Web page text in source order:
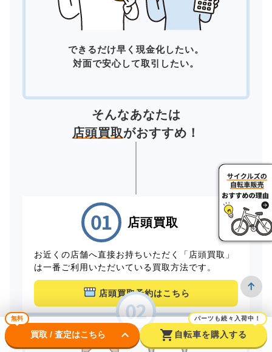
できるだけ早く現金化したい。
対面で安心して取引したい。
そんなあなたは
店頭買取がおすすめ！
店頭買取
お近くの店舗へ直接お持ちいただく「店頭買取」
は一番ご利用いただいている買取方法です。
店頭買取予約はこちら
無料
買取 / 査定はこちら keyboard_arrow_down shopping_cart
パーツも続々入荷中！
自転車を購入する